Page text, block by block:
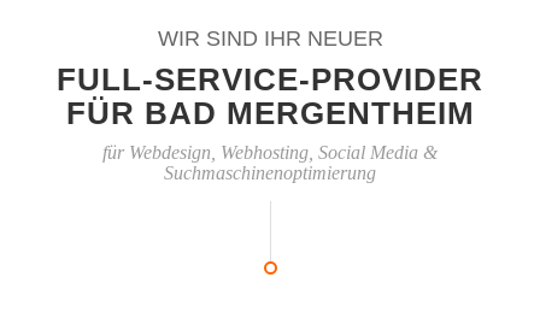
WIR SIND IHR NEUER
FULL-SERVICE-PROVIDER
FÜR BAD MERGENTHEIM
für Webdesign, Webhosting, Social Media &
Suchmaschinenoptimierung